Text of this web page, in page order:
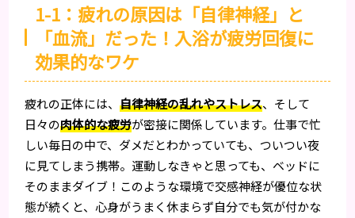
1-1：疲れの原因は「自律神経」と
「血流」だった！入浴が疲労回復に
効果的なワケ
疲れの正体には、自律神経の乱れやストレス、そして
日々の肉体的な疲労が密接に関係しています。仕事で忙
しい毎日の中で、ダメだとわかっていても、ついつい夜
に見てしまう携帯。運動しなきゃと思っても、ベッドに
そのままダイブ！このような環境で交感神経が優位な状
態が続くと、心身がうまく休まらず自分でも気が付かな